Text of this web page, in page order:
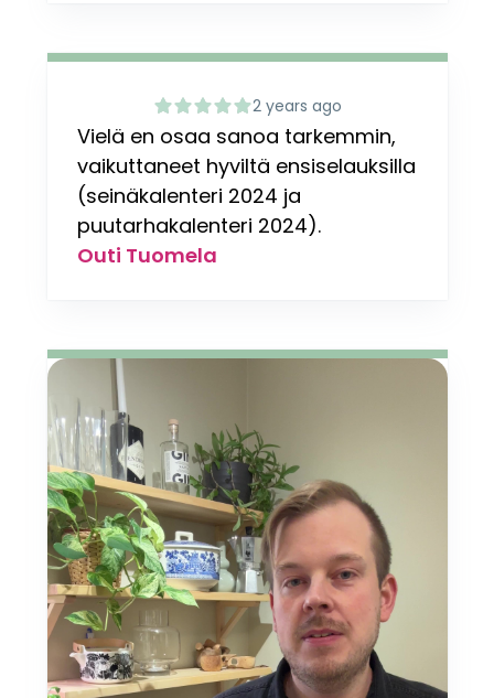
2 years ago
Vielä en osaa sanoa tarkemmin,
vaikuttaneet hyviltä ensiselauksilla
(seinäkalenteri 2024 ja
puutarhakalenteri 2024).
Outi Tuomela